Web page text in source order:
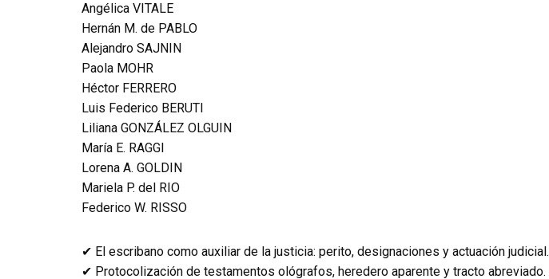
Angélica VITALE
Hernán M. de PABLO
Alejandro SAJNIN
Paola MOHR
Héctor FERRERO
Luis Federico BERUTI
Liliana GONZÁLEZ OLGUIN
María E. RAGGI
Lorena A. GOLDIN
Mariela P. del RIO
Federico W. RISSO
✔ El escribano como auxiliar de la justicia: perito, designaciones y actuación judicial.
✔ Protocolización de testamentos ológrafos, heredero aparente y tracto abreviado.